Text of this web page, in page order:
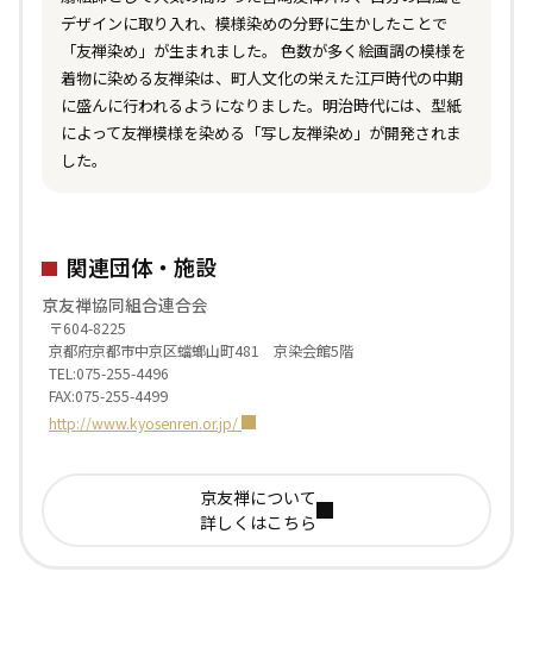
デザインに取り入れ、模様染めの分野に生かしたことで
「友禅染め」が生まれました。 色数が多く絵画調の模様を
着物に染める友禅染は、町人文化の栄えた江戸時代の中期
に盛んに行われるようになりました。明治時代には、型紙
によって友禅模様を染める「写し友禅染め」が開発されま
した。
関連団体・施設
京友禅協同組合連合会
〒604-8225
京都府京都市中京区蟷螂山町481 京染会館5階
TEL:075-255-4496
FAX:075-255-4499
http://www.kyosenren.or.jp/
京友禅について
詳しくはこちら